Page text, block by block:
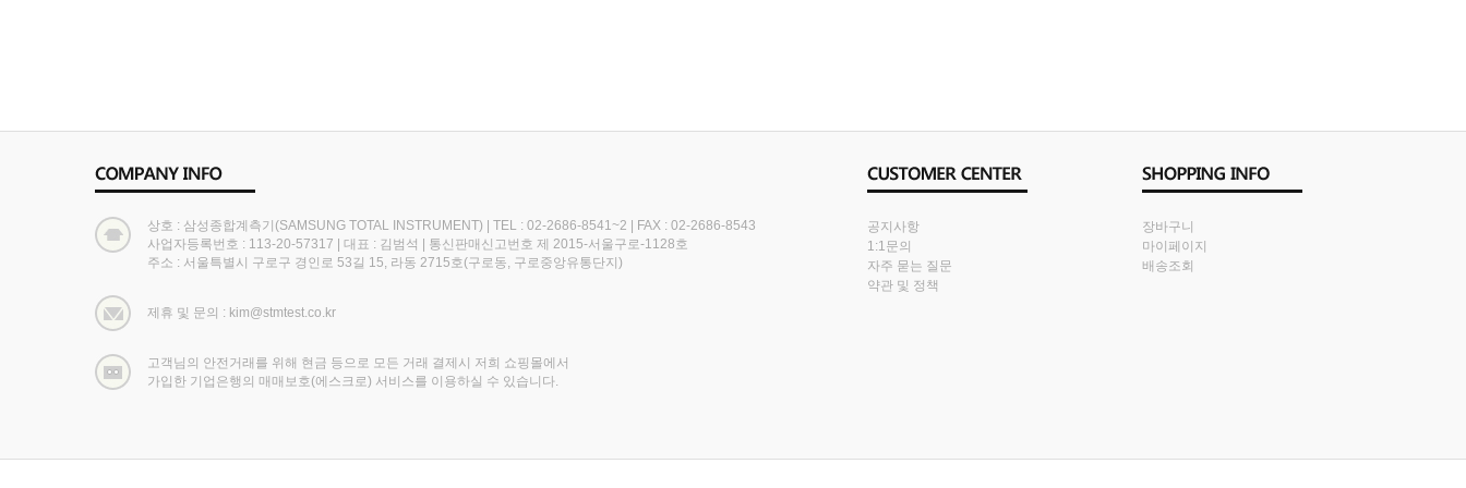
상호 : 삼성종합계측기(SAMSUNG TOTAL INSTRUMENT) | TEL : 02-2686-8541~2 | FAX : 02-2686-8543
사업자등록번호 : 113-20-57317 | 대표 : 김범석 | 통신판매신고번호 제 2015-서울구로-1128호
주소 : 서울특별시 구로구 경인로 53길 15, 라동 2715호(구로동, 구로중앙유통단지)
제휴 및 문의 : kim@stmtest.co.kr
고객님의 안전거래를 위해 현금 등으로 모든 거래 결제시 저희 쇼핑몰에서
가입한 기업은행의 매매보호(에스크로) 서비스를 이용하실 수 있습니다.
공지사항
1:1문의
자주 묻는 질문
약관 및 정책
장바구니
마이페이지
배송조회